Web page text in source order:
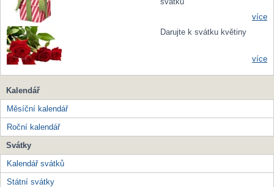
více
Darujte k svátku květiny
více
Kalendář
Měsíční kalendář
Roční kalendář
Svátky
Kalendář svátků
Státní svátky